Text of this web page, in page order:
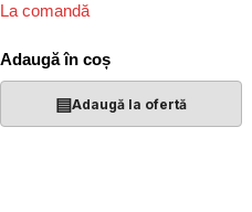
La comandă
Adaugă în coș
▤Adaugă la ofertă